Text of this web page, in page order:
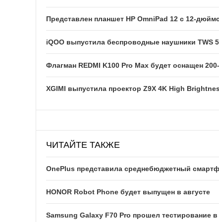
Представлен планшет HP OmniPad 12 с 12-
iQOO выпустила беспроводные наушники TWS
Флагман REDMI K100 Pro Max будет оснащен
XGIMI выпустила проектор Z9X 4K High
ЧИТАЙТЕ ТАКЖЕ
OnePlus представила среднебюджетный
HONOR Robot Phone будет выпущен в августе
Samsung Galaxy F70 Pro прошел тестирование